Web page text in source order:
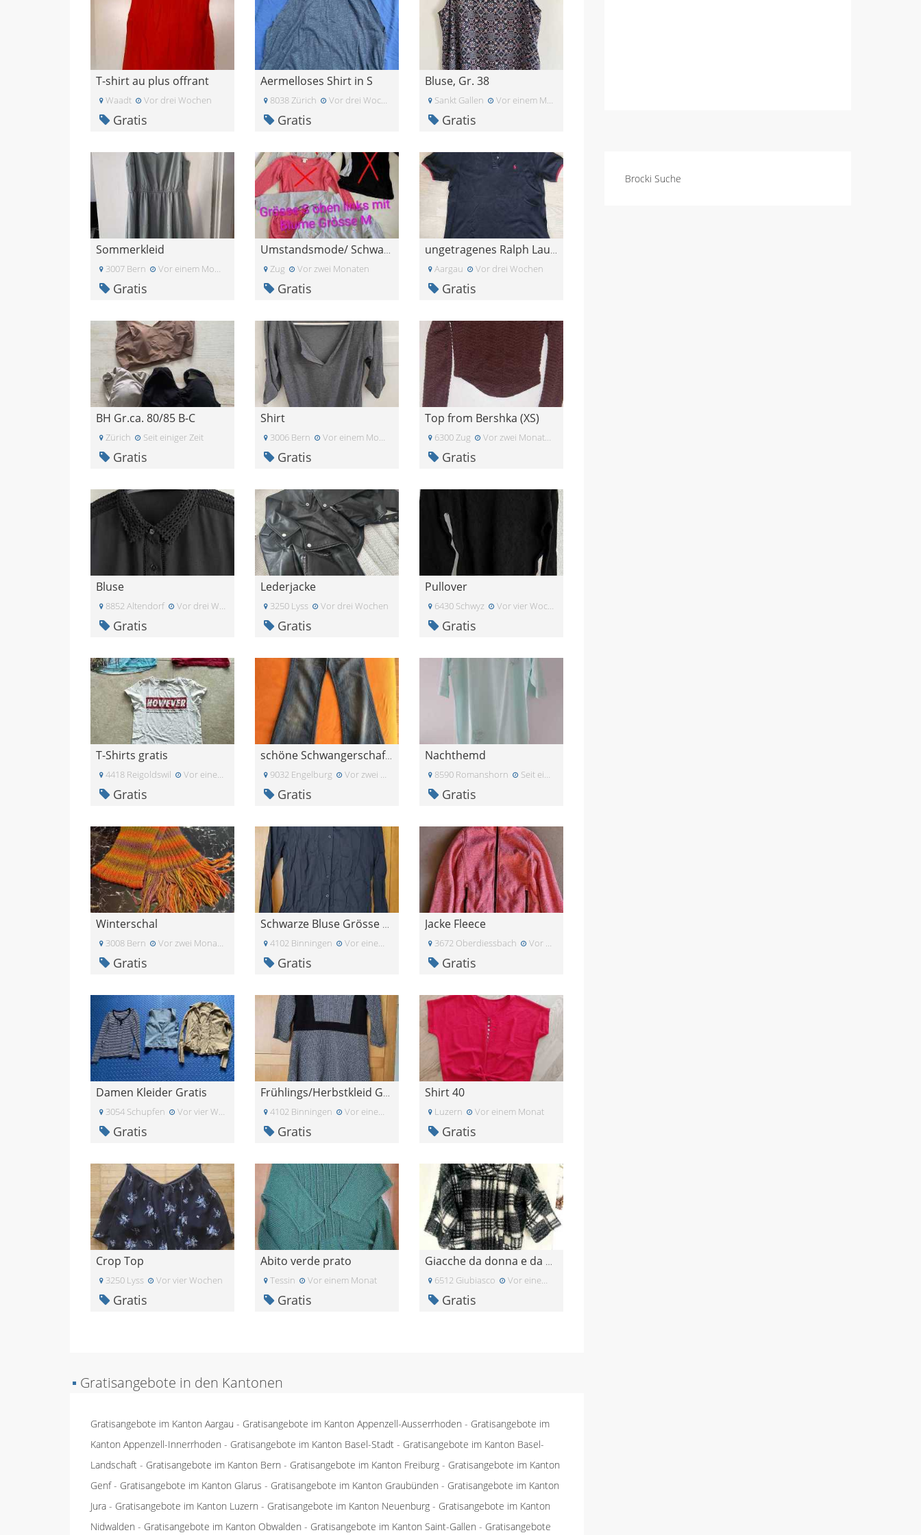
Brocki Suche
T-shirt au plus offrant
Waadt Vor drei Wochen
Gratis
Aermelloses Shirt in S
8038 Zürich Vor drei Wochen
Gratis
Bluse, Gr. 38
Sankt Gallen Vor einem Monat
Gratis
Sommerkleid
3007 Bern Vor einem Monat
Gratis
Umstandsmode/ Schwangerschaftskleider
Zug Vor zwei Monaten
Gratis
ungetragenes Ralph Lauren Poloshirt Grösse L
Aargau Vor drei Wochen
Gratis
BH Gr.ca. 80/85 B-C
Zürich Seit einiger Zeit
Gratis
Shirt
3006 Bern Vor einem Monat
Gratis
Top from Bershka (XS)
6300 Zug Vor zwei Monaten
Gratis
Bluse
8852 Altendorf Vor drei Wochen
Gratis
Lederjacke
3250 Lyss Vor drei Wochen
Gratis
Pullover
6430 Schwyz Vor vier Wochen
Gratis
T-Shirts gratis
4418 Reigoldswil Vor einem Monat
Gratis
schöne Schwangerschaftshose Gr. 36
9032 Engelburg Vor zwei Monaten
Gratis
Nachthemd
8590 Romanshorn Seit einiger Zeit
Gratis
Winterschal
3008 Bern Vor zwei Monaten
Gratis
Schwarze Bluse Grösse 38
4102 Binningen Vor einem Monat
Gratis
Jacke Fleece
3672 Oberdiessbach Vor einem Monat
Gratis
Damen Kleider Gratis
3054 Schupfen Vor vier Wochen
Gratis
Frühlings/Herbstkleid Grösse 40
4102 Binningen Vor einem Monat
Gratis
Shirt 40
Luzern Vor einem Monat
Gratis
Crop Top
3250 Lyss Vor vier Wochen
Gratis
Abito verde prato
Tessin Vor einem Monat
Gratis
Giacche da donna e da uomo
6512 Giubiasco Vor einem Monat
Gratis
▪ Gratisangebote in den Kantonen
Gratisangebote im Kanton Aargau - Gratisangebote im Kanton Appenzell-Ausserrhoden - Gratisangebote im
Kanton Appenzell-Innerrhoden - Gratisangebote im Kanton Basel-Stadt - Gratisangebote im Kanton Basel-
Landschaft - Gratisangebote im Kanton Bern - Gratisangebote im Kanton Freiburg - Gratisangebote im Kanton
Genf- Gratisangebote im Kanton Glarus - Gratisangebote im Kanton Graubünden - Gratisangebote im Kanton
Jura - Gratisangebote im Kanton Luzern - Gratisangebote im Kanton Neuenburg - Gratisangebote im Kanton
Nidwalden - Gratisangebote im Kanton Obwalden - Gratisangebote im Kanton Saint-Gallen - Gratisangebote